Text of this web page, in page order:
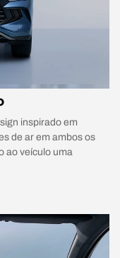
inspirado em
de ar em ambos os
ao veículo uma